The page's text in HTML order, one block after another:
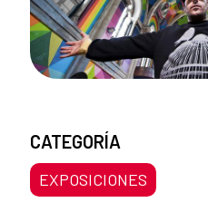
CATEGORÍA
EXPOSICIONES